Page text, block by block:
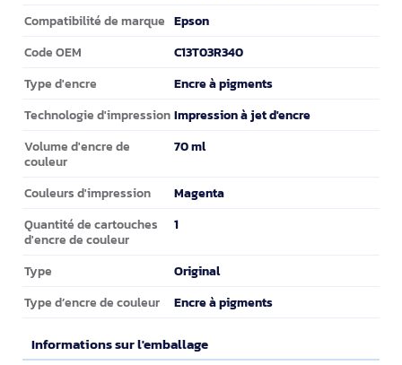
Compatibilité de marque Epson
Code OEM C13T03R340
Type d'encre Encre à pigments
Technologie d'impression Impression à jet d'encre
Volume d'encre de
couleur
70 ml
Couleurs d'impression Magenta
Quantité de cartouches
d'encre de couleur
1
Type Original
Type d’encre de couleur Encre à pigments
Informations sur l'emballage